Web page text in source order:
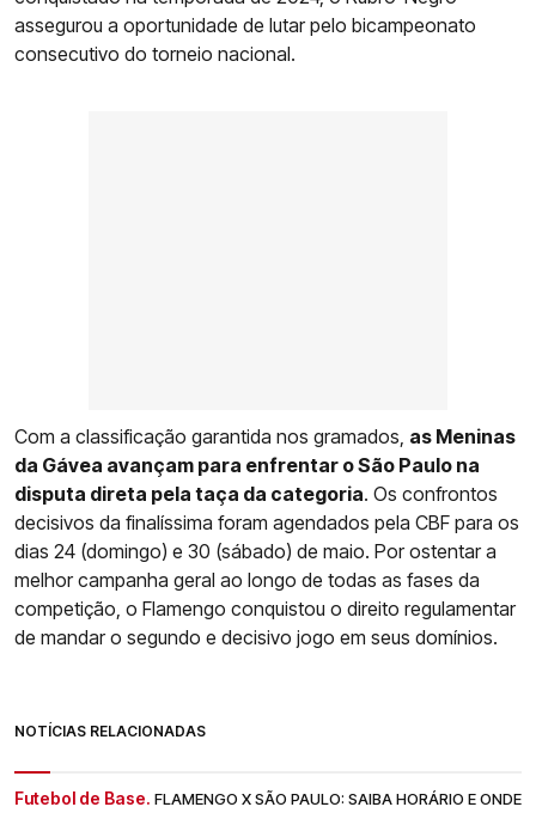
assegurou a oportunidade de lutar pelo bicampeonato
consecutivo do torneio nacional.
Com a classificação garantida nos gramados, as Meninas
da Gávea avançam para enfrentar o São Paulo na
disputa direta pela taça da categoria. Os confrontos
decisivos da finalíssima foram agendados pela CBF para os
dias 24 (domingo) e 30 (sábado) de maio. Por ostentar a
melhor campanha geral ao longo de todas as fases da
competição, o Flamengo conquistou o direito regulamentar
de mandar o segundo e decisivo jogo em seus domínios.
NOTÍCIAS RELACIONADAS
Futebol de Base. FLAMENGO X SÃO PAULO: SAIBA HORÁRIO E ONDE